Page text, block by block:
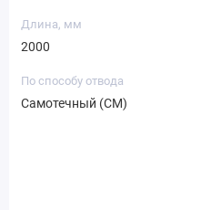
Длина, мм
2000
По способу отвода
Самотечный (СМ)